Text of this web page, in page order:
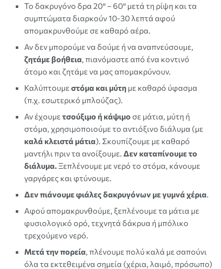
Το δακρυγόνο δρα 20″ – 60″ μετά τη ρίψη και τα
συμπτώματα διαρκούν 10-30 λεπτά αφού
απομακρυνθούμε σε καθαρό αέρα.
Αν δεν μπορούμε να δούμε ή να αναπνεύσουμε,
ζητάμε βοήθεια , πιανόμαστε από ένα κοντινό
άτομο και ζητάμε να μας απομακρύνουν.
Καλύπτουμεστόμα και μύτη με καθαρό ύφασμα
(π.χ. εσωτερικό μπλούζας).
Αν έχουμετσούξιμο ή κάψιμο σε μάτια, μύτη ή
στόμα, χρησιμοποιούμε το αντιόξινο διάλυμα (με
καλά κλειστά μάτια). Σκουπίζουμε με καθαρό
μαντήλι πριν τα ανοίξουμε. Δεν καταπίνουμε το
διάλυμα. Ξεπλένουμε με νερό το στόμα, κάνουμε
γαργάρες και φτύνουμε.
Δεν πιάνουμε φιάλες δακρυγόνων με γυμνά χέρια
Αφού απομακρυνθούμε, ξεπλένουμε τα μάτια με
φυσιολογικό ορό, τεχνητά δάκρυα ή μπόλικο
τρεχούμενο νερό.
Μετά την πορεία , πλένουμε πολύ καλά με σαπούνι
όλα τα εκτεθειμένα σημεία (χέρια, λαιμό, πρόσωπο)